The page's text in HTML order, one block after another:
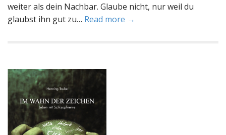
weiter als dein Nachbar. Glaube nicht, nur weil du
glaubst ihn gut zu… Read more →